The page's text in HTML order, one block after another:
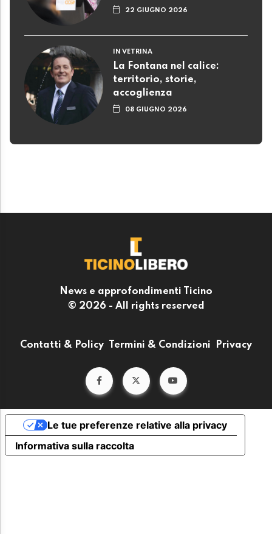
22 GIUGNO 2026
IN VETRINA
La Fontana nel calice:
territorio, storie,
accoglienza
08 GIUGNO 2026
News e approfondimenti Ticino
© 2026 - All rights reserved
Contatti & Policy Termini & Condizioni Privacy
Informativa sulla raccolta
Le tue preferenze relative alla privacy